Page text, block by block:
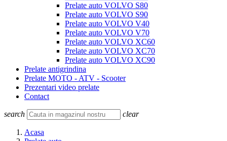
Prelate auto VOLVO S80
Prelate auto VOLVO S90
Prelate auto VOLVO V40
Prelate auto VOLVO V70
Prelate auto VOLVO XC60
Prelate auto VOLVO XC70
Prelate auto VOLVO XC90
Prelate antigrindina
Prelate MOTO - ATV - Scooter
Prezentari video prelate
Contact
search clear
Acasa